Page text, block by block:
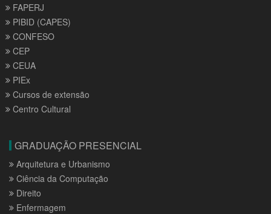
FAPERJ
PIBID (CAPES)
CONFESO
CEP
CEUA
PIEx
Cursos de extensão
Centro Cultural
GRADUAÇÃO PRESENCIAL
Arquitetura e Urbanismo
Ciência da Computação
Direito
Enfermagem